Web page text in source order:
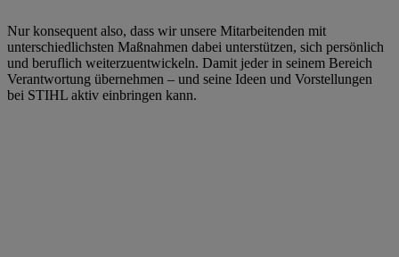
Nur konsequent also, dass wir unsere Mitarbeitenden mit
unterschiedlichsten Maßnahmen dabei unterstützen, sich persönlich
und beruflich weiterzuentwickeln. Damit jeder in seinem Bereich
Verantwortung übernehmen – und seine Ideen und Vorstellungen
bei STIHL aktiv einbringen kann.